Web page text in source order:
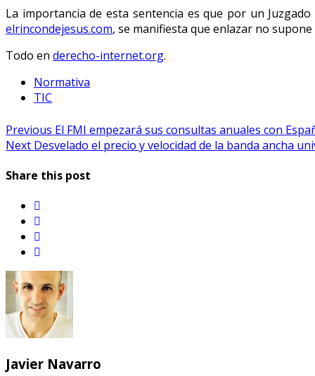
La importancia de esta sentencia es que por un
elrincondejesus.com, se manifiesta que enlazar no
Todo en derecho-internet.org.
Normativa
TIC
Navegación
de
entradas
Previous Previous
post:
El FMI empezará sus consultas anuales con
Next Next
Desvelado el precio y velocidad de la banda ancha
Share this post
Javier Navarro